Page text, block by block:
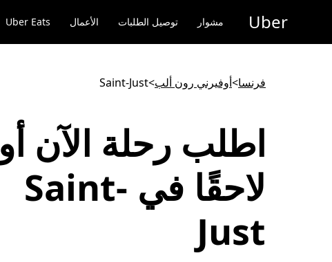
المحتوى
Uber مشوار توصيل الطلبات الأعمال Uber Eats
فرنسا>أوفيرني رون ألب>
Saint-Just
اطلب رحلة الآن أو
لاحقًا في Saint-
Just